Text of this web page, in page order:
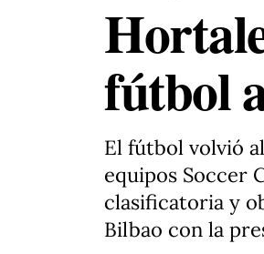
fútbol
El fútbol volvió
equipos Soccer
clasificatoria y
Bilbao con la